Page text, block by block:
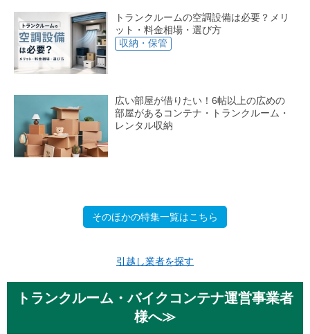
トランクルームの空調設備は必要？メリ
ット・料金相場・選び方
収納・保管
広い部屋が借りたい！6帖以上の広めの
部屋があるコンテナ・トランクルーム・
レンタル収納
そのほかの特集一覧はこちら
引越し業者を探す
トランクルーム・バイクコンテナ運営事業者
様へ≫